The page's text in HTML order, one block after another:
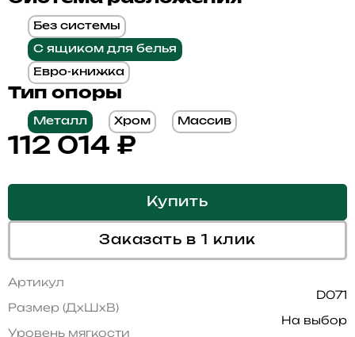
Без системы
С ящиком для белья
Евро-книжка
Тип опоры
Металл Хром Массив
112 014 ₽
Купить
Заказать в 1 клик
Артикул
D071
Размер (ДхШхВ)
На выбор
Уровень мягкости